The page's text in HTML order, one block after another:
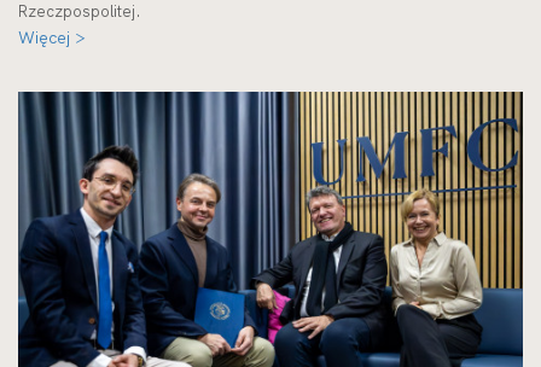
Rzeczpospolitej.
Więcej >